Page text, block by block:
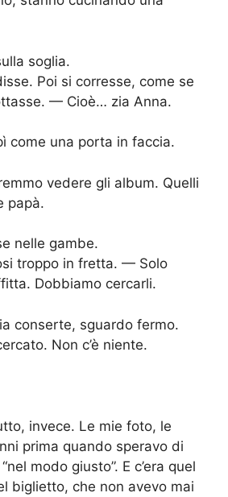
soglia.
Poi si corresse, come se
— Cioè… zia Anna.
come una porta in faccia.
vedere gli album. Quelli
papà.
nelle gambe.
troppo in fretta. — Solo
Dobbiamo cercarli.
conserte, sguardo fermo.
Non c’è niente.
invece. Le mie foto, le
prima quando speravo di
modo giusto”. E c’era quel
biglietto, che non avevo mai